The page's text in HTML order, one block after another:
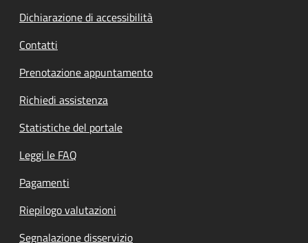
Dichiarazione di accessibilità
Contatti
Prenotazione appuntamento
Richiedi assistenza
Statistiche del portale
Leggi le FAQ
Pagamenti
Riepilogo valutazioni
Segnalazione disservizio